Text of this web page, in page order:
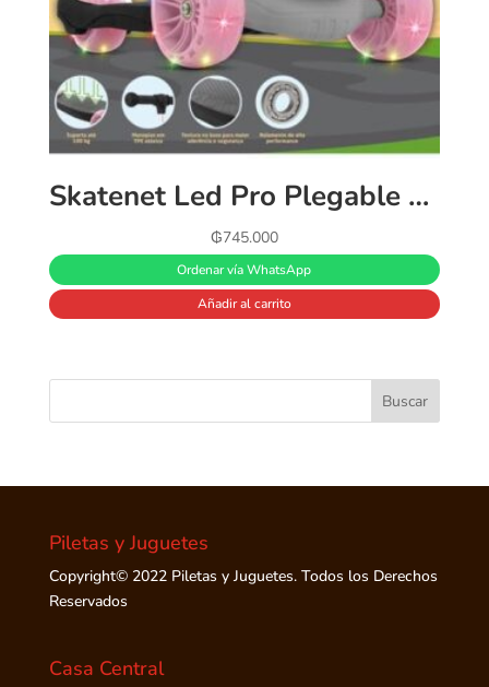
Skatenet Led Pro Plegable Bandeirante Rosa
₲745.000
Ordenar vía WhatsApp
Añadir al carrito
Piletas y Juguetes
Copyright© 2022 Piletas y Juguetes. Todos los Derechos
Reservados
Casa Central